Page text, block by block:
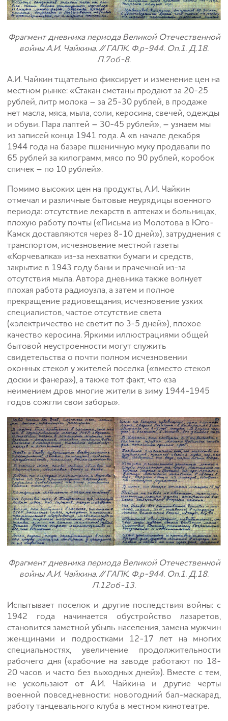
Фрагмент дневника периода Великой Отечественной
войны А.И. Чайкина. // ГАПК. Ф.р-944. Оп.1. Д.18.
Л.7об-8.
А.И. Чайкин тщательно фиксирует и изменение цен на
местном рынке: «Стакан сметаны продают за 20-25
рублей, литр молока – за 25-30 рублей, в продаже
нет масла, мяса, мыла, соли, керосина, свечей, одежды
и обуви. Пара лаптей – 30-45 рублей», – узнаем мы
из записей конца 1941 года. А «в начале декабря
1944 года на базаре пшеничную муку продавали по
65 рублей за килограмм, мясо по 90 рублей, коробок
спичек – по 10 рублей».
Помимо высоких цен на продукты, А.И. Чайкин
отмечал и различные бытовые неурядицы военного
периода: отсутствие лекарств в аптеках и больницах,
плохую работу почты («Письма из Молотова в Юго-
Камск доставляются через 8-10 дней»), затруднения с
транспортом, исчезновение местной газеты
«Корчевалка» из-за нехватки бумаги и средств,
закрытие в 1943 году бани и прачечной из-за
отсутствия мыла. Автора дневника также волнует
плохая работа радиоузла, а затем и полное
прекращение радиовещания, исчезновение узких
специалистов, частое отсутствие света
(«электричество не светит по 3-5 дней»), плохое
качество керосина. Яркими иллюстрациями общей
бытовой неустроенности могут служить
свидетельства о почти полном исчезновении
оконных стекол у жителей поселка («вместо стекол
доски и фанера»), а также тот факт, что «за
неимением дров многие жители в зиму 1944-1945
годов сожгли свои заборы».
Фрагмент дневника периода Великой Отечественной
войны А.И. Чайкина. // ГАПК. Ф.р-944. Оп.1. Д.18.
Л.12об-13.
Испытывает поселок и другие последствия войны: с
1942 года начинается обустройство лазаретов,
становится заметной убыль населения, замена мужчин
женщинами и подростками 12-17 лет на многих
специальностях, увеличение продолжительности
рабочего дня («рабочие на заводе работают по 18-
20 часов и часто без выходных дней»). Вместе с тем,
не ускользают от А.И. Чайкина и другие черты
военной повседневности: новогодний бал-маскарад,
работу танцевального клуба в местном кинотеатре.